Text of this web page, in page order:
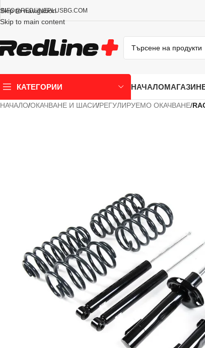
Skip to navigation
Skip to main content
INFO@REDLINEPLUSBG.COM
КАТЕГОРИИ НАЧАЛОМАГАЗИН
НАЧАЛО/ОКАЧВАНЕ И ШАСИ/РЕГУЛИРУЕМО ОКАЧВАНЕ/